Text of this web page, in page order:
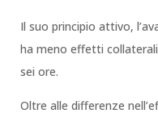
Il suo principio attivo,
ha meno effetti
sei ore.
Oltre alle differenze